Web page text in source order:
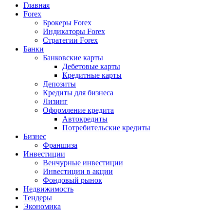
Главная
Forex
Брокеры Forex
Индикаторы Forex
Стратегии Forex
Банки
Банковские карты
Дебетовые карты
Кредитные карты
Депозиты
Кредиты для бизнеса
Лизинг
Оформление кредита
Автокредиты
Потребительские кредиты
Бизнес
Франшиза
Инвестиции
Венчурные инвестиции
Инвестиции в акции
Фондовый рынок
Недвижимость
Тендеры
Экономика